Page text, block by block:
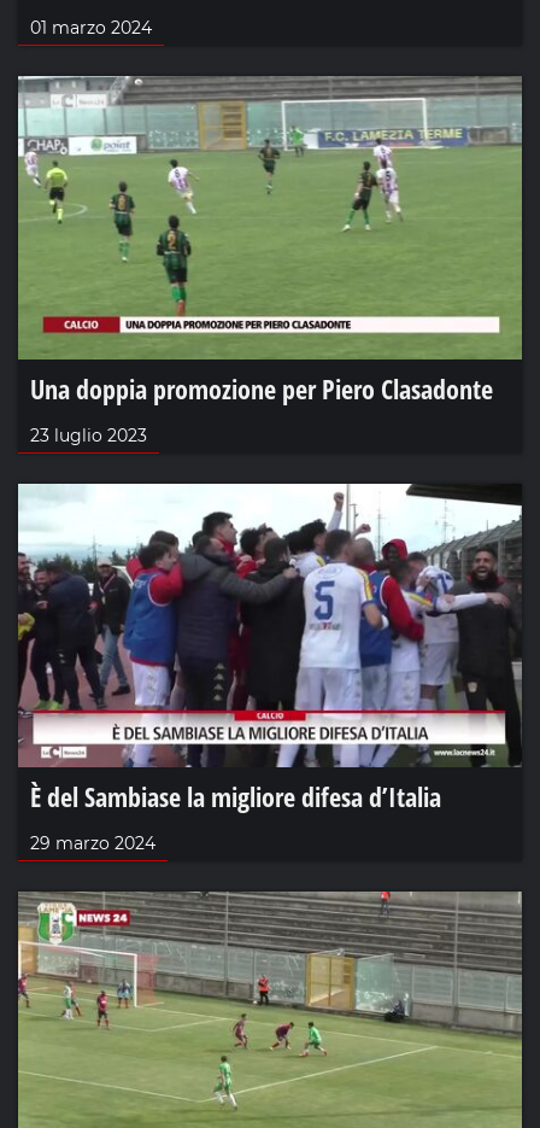
01 marzo 2024
Una doppia promozione per Piero Clasadonte
23 luglio 2023
È del Sambiase la migliore difesa d’Italia
29 marzo 2024